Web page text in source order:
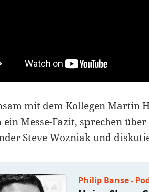
mit dem Kollegen Martin
ein Messe-Fazit, sprechen
Steve Wozniak und